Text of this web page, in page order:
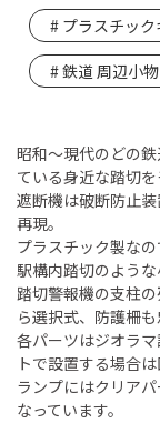
昭和～現代のどの
ている身近な踏切を
遮断機は破断防止
再現。
プラスチック製な
駅構内踏切のような
踏切警報機の支柱
ら選択式、防護柵
各パーツはジオラ
トで設置する場合
ランプにはクリア
なっています。
プラスチック
鉄道 周辺小